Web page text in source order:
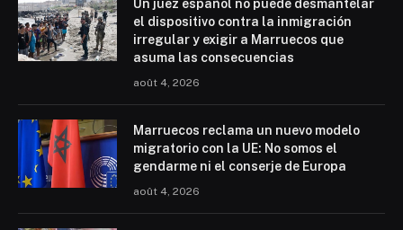
Un juez español no puede desmantelar
el dispositivo contra la inmigración
irregular y exigir a Marruecos que
asuma las consecuencias
août 4, 2026
Marruecos reclama un nuevo modelo
migratorio con la UE: No somos el
gendarme ni el conserje de Europa
août 4, 2026